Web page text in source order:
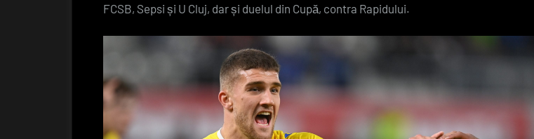
FCSB, Sepsi și U Cluj, dar și duelul din Cupă, contra Rapidului.